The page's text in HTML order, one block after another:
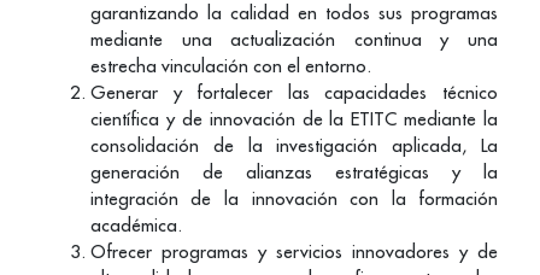
garantizando la calidad en todos sus programas
mediante una actualización continua y una
estrecha vinculación con el entorno.
Generar y fortalecer las capacidades técnico
científica y de innovación de la ETITC mediante la
consolidación de la investigación aplicada, La
generación de alianzas estratégicas y la
integración de la innovación con la formación
académica.
Ofrecer programas y servicios innovadores y de